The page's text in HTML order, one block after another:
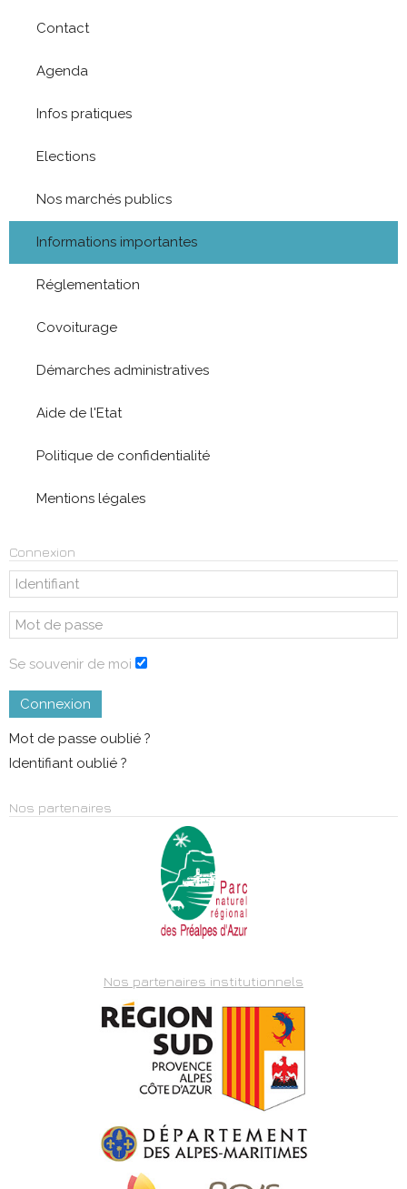
Contact
Agenda
Infos pratiques
Elections
Nos marchés publics
Informations importantes
Réglementation
Covoiturage
Démarches administratives
Aide de l'Etat
Politique de confidentialité
Mentions légales
Connexion
Se souvenir de moi
Connexion
Mot de passe oublié ?
Identifiant oublié ?
Nos partenaires
Nos partenaires institutionnels